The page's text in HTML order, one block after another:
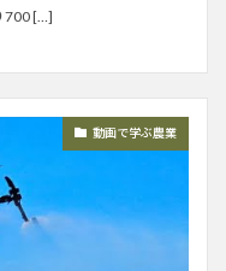
700 […]
動画で学ぶ農業